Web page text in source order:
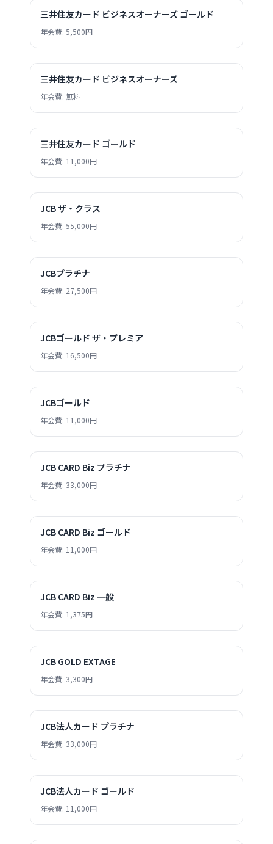
三井住友カード ビジネスオーナーズ ゴールド
年会費: 5,500円
三井住友カード ビジネスオーナーズ
年会費: 無料
三井住友カード ゴールド
年会費: 11,000円
JCB ザ・クラス
年会費: 55,000円
JCBプラチナ
年会費: 27,500円
JCBゴールド ザ・プレミア
年会費: 16,500円
JCBゴールド
年会費: 11,000円
JCB CARD Biz プラチナ
年会費: 33,000円
JCB CARD Biz ゴールド
年会費: 11,000円
JCB CARD Biz 一般
年会費: 1,375円
JCB GOLD EXTAGE
年会費: 3,300円
JCB法人カード プラチナ
年会費: 33,000円
JCB法人カード ゴールド
年会費: 11,000円